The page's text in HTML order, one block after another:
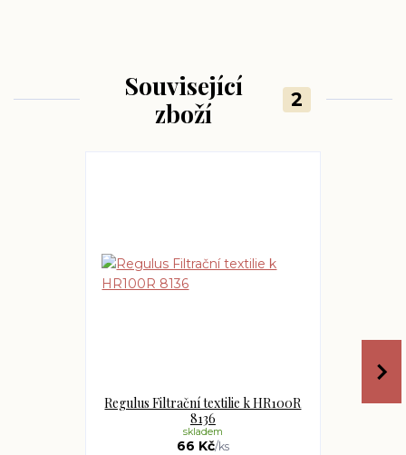
Související
zboží
2
Regulus Filtrační textilie k HR100R
8136
66 Kč/ks
skladem
Regulus